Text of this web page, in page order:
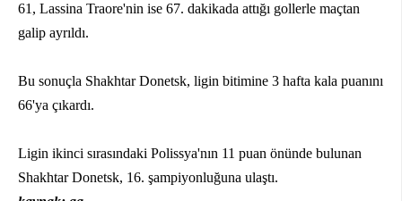
61, Lassina Traore'nin ise 67. dakikada attığı gollerle maçtan
galip ayrıldı.
Bu sonuçla Shakhtar Donetsk, ligin bitimine 3 hafta kala puanını
66'ya çıkardı.
Ligin ikinci sırasındaki Polissya'nın 11 puan önünde bulunan
Shakhtar Donetsk, 16. şampiyonluğuna ulaştı.